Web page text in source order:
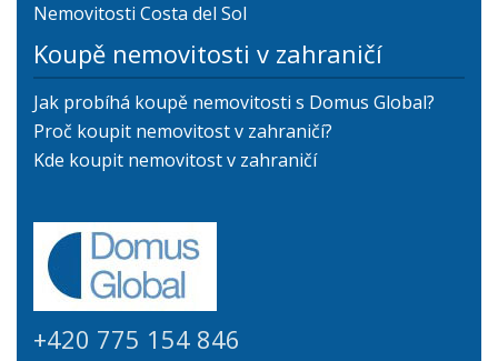
Nemovitosti Costa del Sol
Koupě nemovitosti v zahraničí
Jak probíhá koupě nemovitosti s Domus Global?
Proč koupit nemovitost v zahraničí?
Kde koupit nemovitost v zahraničí
+420 775 154 846